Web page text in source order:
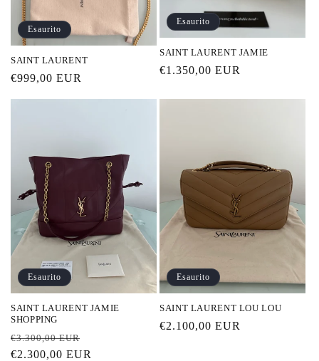
Esaurito
SAINT LAURENT
Prezzo
€999,00 EUR
Esaurito
SAINT LAURENT JAMIE
Prezzo
€1.350,00 EUR
Esaurito
SAINT LAURENT JAMIE
SHOPPING
Prezzo
di
€3.300,00 EUR
scontato
€2.300,00 EUR
Esaurito
SAINT LAURENT LOU LOU
Prezzo
€2.100,00 EUR